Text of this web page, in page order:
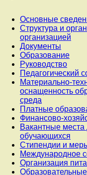
Основные
Структура и
организацией
Документы
Образование
Руководство
Педагогический
Материально-
оснащенность
среда
Платные
Финансово-
Вакантные
обучающихся
Стипендии и
Международное
Организация